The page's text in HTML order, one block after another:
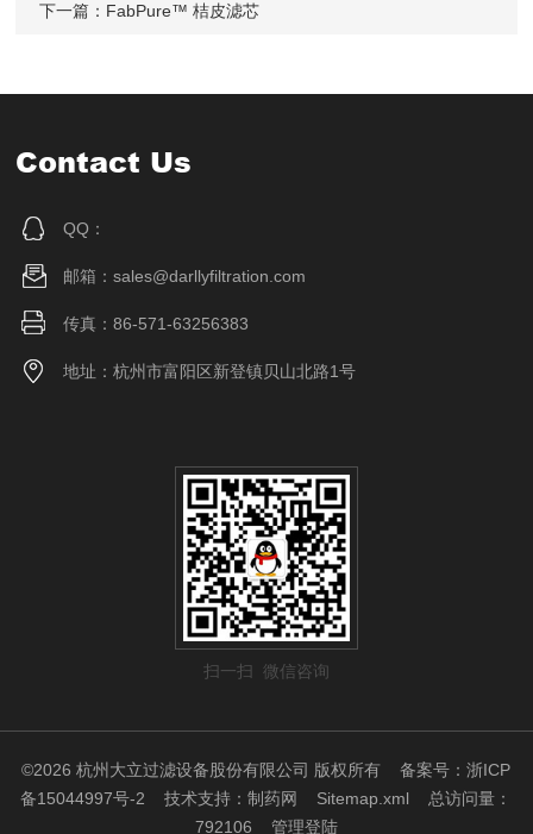
下一篇： FabPure™ 桔皮滤芯
Contact Us
QQ：
邮箱：sales@darllyfiltration.com
传真：86-571-63256383
地址：杭州市富阳区新登镇贝山北路1号
扫一扫 微信咨询
©2026 杭州大立过滤设备股份有限公司 版权所有备案号：浙ICP
备15044997号-2 技术支持：制药网 Sitemap.xml 总访问量：
792106 管理登陆